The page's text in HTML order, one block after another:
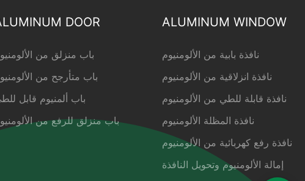
DOOR
باب منزلق من
باب متأرجح من
باب ألمنيوم قابل
باب منزلق للرفع من
ALUMINUM WINDOW
نافذة بابية من الألومنيوم
نافذة انزلاقية من الألومنيوم
نافذة قابلة للطي من الألومنيوم
نافذة المظلة الألومنيوم
نافذة رفع كهربائية من الألومنيوم
إمالة الألومنيوم وتحويل النافذة